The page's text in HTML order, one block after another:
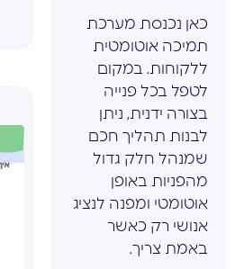
כאן נכנסת מערכת
תמיכה אוטומטית
ללקוחות. במקום
לטפל בכל פנייה
בצורה ידנית, ניתן
לבנות תהליך חכם
שמנהל חלק גדול
מהפניות באופן
אוטומטי ומפנה לנציג
אנושי רק כאשר
באמת צריך.